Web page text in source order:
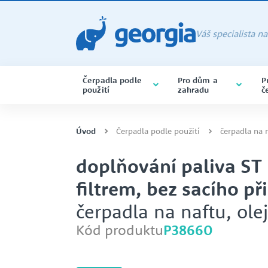
Váš specialista
Čerpadla podle
použití
ponorná čerpadla varianta na
DRENÁŽNÍ ČERPADLA
Pro dům a
zahradu
ČERPADLA BAZÉNOVÁ
CHEMIE
POTRAVINÁŘSTVÍ
ALMATEC
SERVIS A OPRAVY ČERPADEL
CERTIFIKACE ISO
Úvod Čerpadla podle použití čerpadla na
doplňování paliva
filtrem, bez sacího
čerpadla na naftu,
Kód produktuP38660